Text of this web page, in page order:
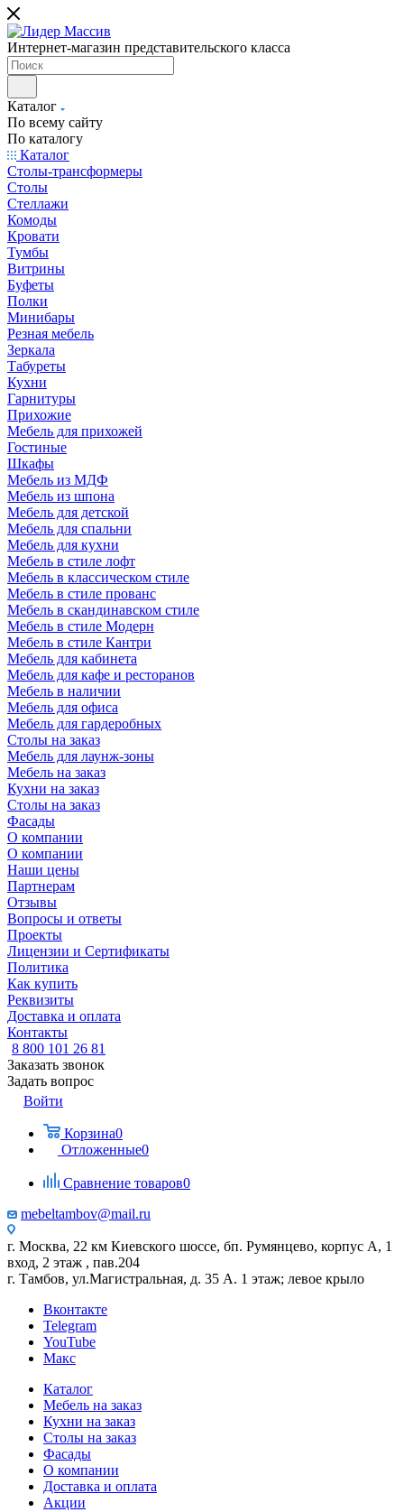
Интернет-магазин представительского класса
Каталог
По всему сайту
По каталогу
Каталог
Столы-трансформеры
Столы
Стеллажи
Комоды
Кровати
Тумбы
Витрины
Буфеты
Полки
Минибары
Резная мебель
Зеркала
Табуреты
Кухни
Гарнитуры
Прихожие
Мебель для прихожей
Гостиные
Шкафы
Мебель из МДФ
Мебель из шпона
Мебель для детской
Мебель для спальни
Мебель для кухни
Мебель в стиле лофт
Мебель в классическом стиле
Мебель в стиле прованс
Мебель в скандинавском стиле
Мебель в стиле Модерн
Мебель в стиле Кантри
Мебель для кабинета
Мебель для кафе и ресторанов
Мебель в наличии
Мебель для офиса
Мебель для гардеробных
Столы на заказ
Мебель для лаунж-зоны
Мебель на заказ
Кухни на заказ
Столы на заказ
Фасады
О компании
О компании
Наши цены
Партнерам
Отзывы
Вопросы и ответы
Проекты
Лицензии и Сертификаты
Политика
Как купить
Реквизиты
Доставка и оплата
Контакты
8 800 101 26 81
Заказать звонок
Задать вопрос
Войти
Корзина0
Отложенные0
Сравнение товаров0
mebeltambov@mail.ru
г. Москва, 22 км Киевского шоссе, бп. Румянцево, корпус А, 1
вход, 2 этаж , пав.204
г. Тамбов, ул.Магистральная, д. 35 А. 1 этаж; левое крыло
Вконтакте
Telegram
YouTube
Макс
Каталог
Мебель на заказ
Кухни на заказ
Столы на заказ
Фасады
О компании
Доставка и оплата
Акции